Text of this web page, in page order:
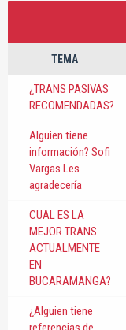
TEMA
¿TRANS PASIVAS
RECOMENDADAS?
Alguien tiene
información? Sofi
Vargas Les
agradecería
CUAL ES LA
MEJOR TRANS
ACTUALMENTE
EN
BUCARAMANGA?
¿Alguien tiene